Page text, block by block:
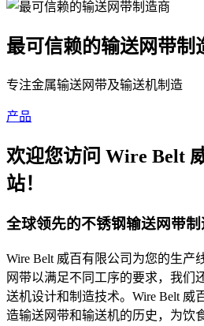
最可信赖的输送网带制
专注金属输送网带及输送机制造
产品
欢迎您访问 Wire Belt
站！
全球领先的不锈钢输送网带制
Wire Belt 威百有限公司为您的生产
网带以满足不同工序的要求，我们
送机设计和制造技术。Wire Belt 威
造输送网带和输送机的历史，为饮